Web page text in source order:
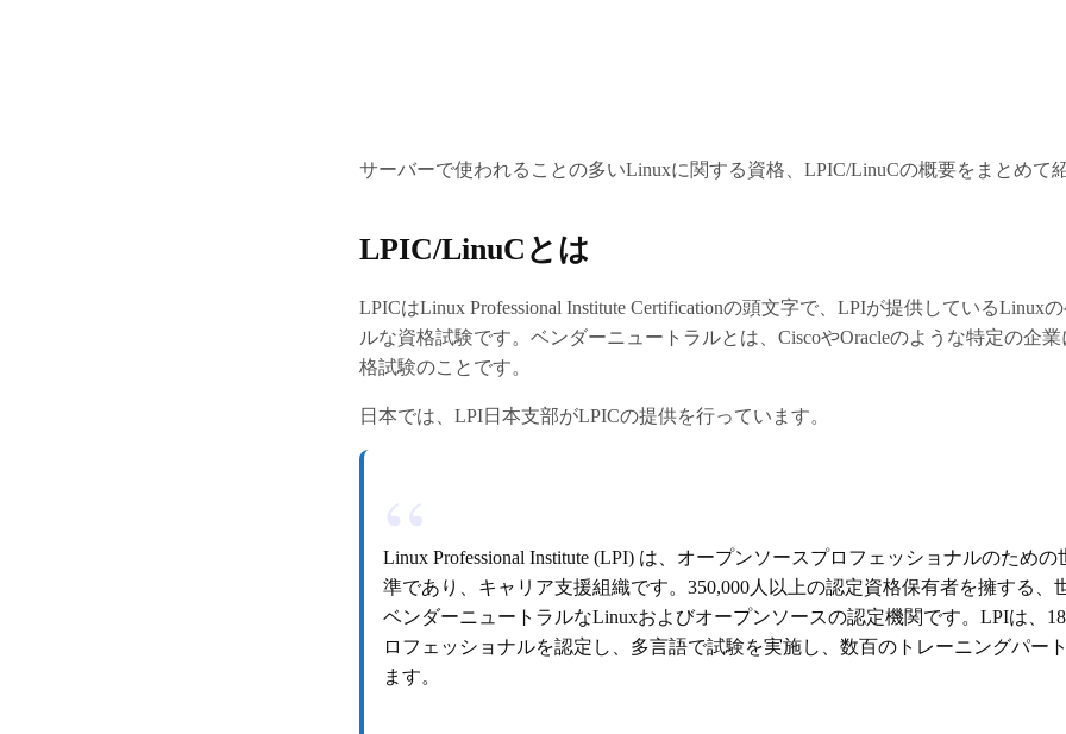
サーバーで使われることの多いLinuxに関する資格、LPIC/LinuCの概要をまとめて
LPIC/LinuCとは
LPICはLinux Professional Institute Certificationの頭文字で、LPIが提供しているLinux
ルな資格試験です。ベンダーニュートラルとは、CiscoやOracleのような特定の企
格試験のことです。
日本では、LPI日本支部がLPICの提供を行っています。
Linux Professional Institute (LPI) は、オープンソースプロフェッショナルのため
準であり、キャリア支援組織です。350,000人以上の認定資格保有者を擁する、
ベンダーニュートラルなLinuxおよびオープンソースの認定機関です。LPIは、
ロフェッショナルを認定し、多言語で試験を実施し、数百のトレーニングパー
ます。